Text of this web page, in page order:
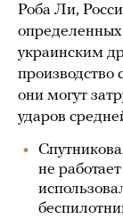
Роба Ли,
определенных
украинским
производство
они могут
ударов
не